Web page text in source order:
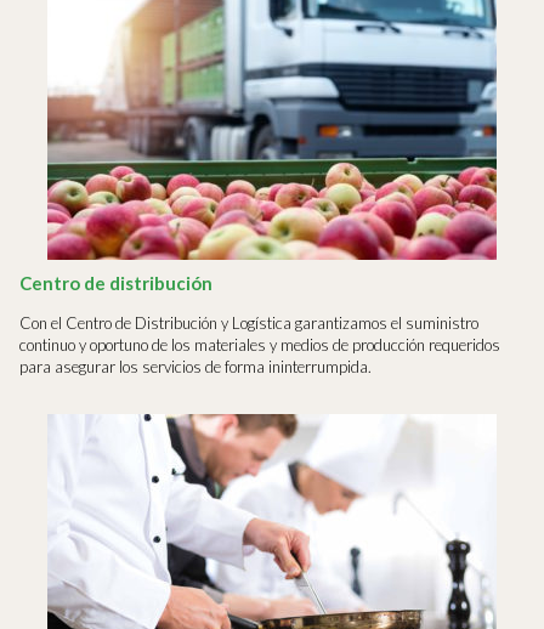
Centro de distribución
Con el Centro de Distribución y Logística garantizamos el suministro
continuo y oportuno de los materiales y medios de producción requeridos
para asegurar los servicios de forma ininterrumpida.